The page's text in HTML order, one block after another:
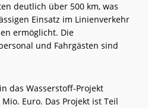
deutlich über 500 km, was
Einsatz im Linienverkehr
ermöglicht. Die
und Fahrgästen sind
das Wasserstoff-Projekt
Euro. Das Projekt ist Teil